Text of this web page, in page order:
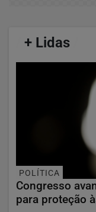
+ Lidas
POLÍTICA
Congresso
para proteção